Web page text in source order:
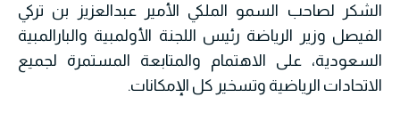
الشكر لصاحب السمو الملكي الأمير عبدالعزيز بن تركي
الفيصل وزير الرياضة رئيس اللجنة الأولمبية والبارالمبية
السعودية، على الاهتمام والمتابعة المستمرة لجميع
الاتحادات الرياضية وتسخير كل الإمكانات.